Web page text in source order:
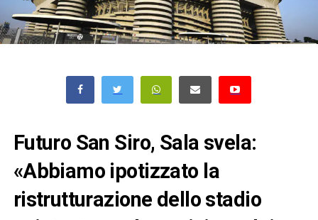
Futuro San Siro, Sala svela:
«Abbiamo ipotizzato la
ristrutturazione dello stadio